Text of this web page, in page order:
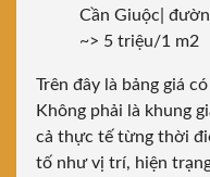
Cần Giuộc|
~> 5 triệu/1 m2
Trên đây là bảng giá
Không phải là khung
cả thực tế từng thời
tố như vị trí, hiện